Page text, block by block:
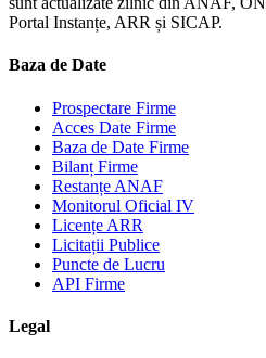
Portal Instanțe, ARR și SICAP.
Baza de Date
Prospectare Firme
Acces Date Firme
Baza de Date Firme
Bilanț Firme
Restanțe ANAF
Monitorul Oficial IV
Licențe ARR
Licitații Publice
Puncte de Lucru
API Firme
Legal